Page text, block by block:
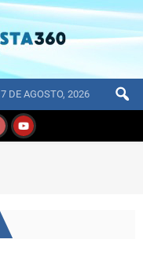
7 DE AGOSTO, 2026